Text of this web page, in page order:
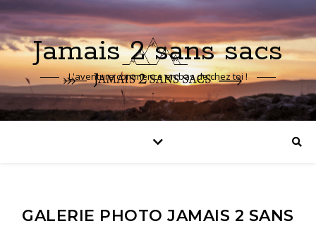
Jamais 2 sans sacs
L'aventure commence en bas de chez toi !
GALERIE PHOTO JAMAIS 2 SANS